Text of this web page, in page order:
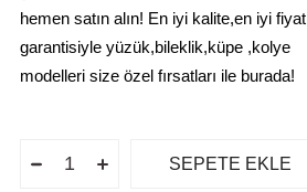
hemen satın alın! En iyi kalite,en iyi fiyat
garantisiyle yüzük,bileklik,küpe ,kolye
modelleri size özel fırsatları ile burada!